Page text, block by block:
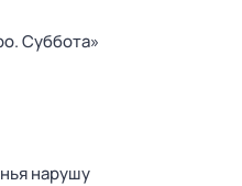
Суббота»
нарушу